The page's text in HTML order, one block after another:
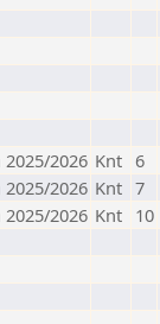
2026 Knt 6
2026 Knt 7
2026 Knt 10